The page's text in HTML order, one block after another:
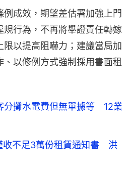
例成效，期望差估署加強上門
行為，不再將舉證責任轉嫁
限以提高阻嚇力；建議當局加
以修例方式強制採用書面租
分攤水電費但無單據等 12業
收不足3萬份租賃通知書 洪